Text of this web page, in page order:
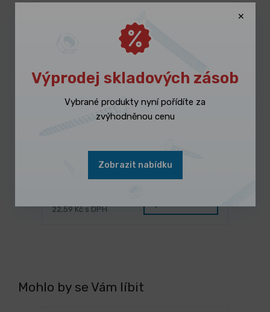
3 dny
Provázek zednický FESTA 1mm 50m
22,59 Kč s DPH
Mohlo by se Vám líbit
Výprodej skladových zásob
Vybrané produkty nyní pořídíte za
zvýhodněnou cenu
Zobrazit nabídku